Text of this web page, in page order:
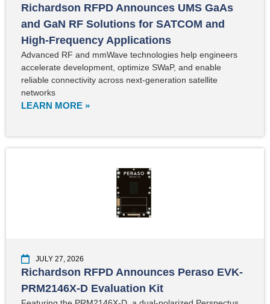
Richardson RFPD Announces UMS GaAs
and GaN RF Solutions for SATCOM and
High-Frequency Applications
Advanced RF and mmWave technologies help engineers
accelerate development, optimize SWaP, and enable
reliable connectivity across next-generation satellite
networks
LEARN MORE »
JULY 27, 2026
Richardson RFPD Announces Peraso EVK-
PRM2146X-D Evaluation Kit